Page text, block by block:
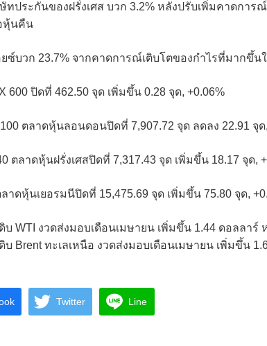
ทประกันของฝรั่งเศส บวก 3.2% หลังปรับเพิ่มคาดกา
หุ้นคืน
ซ์บวก 23.7% จากคาดการณ์เติบโตของกำไรที่มากขึ้น
600 ปิดที่ 462.50 จุด เพิ่มขึ้น 0.28 จุด, +0.06%
ตลาดหุ้นลอนดอนปิดที่ 7,907.72 จุด ลดลง 22.91 จุด
ตลาดหุ้นฝรั่งเศสปิดที่ 7,317.43 จุด เพิ่มขึ้น 18.17 จุด,
าดหุ้นเยอรมนีปิดที่ 15,475.69 จุด เพิ่มขึ้น 75.80 จุด,
WTI งวดส่งมอบเดือนเมษายน เพิ่มขึ้น 1.44 ดอลลาร์
Brent ทะเลเหนือ งวดส่งมอบเดือนเมษายน เพิ่มขึ้น
Twitter Line